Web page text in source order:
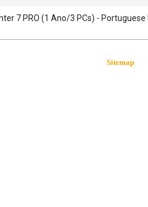
7 PRO (1 Ano/3 PCs) - Portuguese
Sitemap